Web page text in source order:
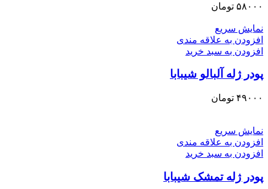
۵۸۰۰۰ تومان
نمایش سریع
افزودن به علاقه مندی
افزودن به سبد خرید
پودر ژله آلبالو شیبابا
۴۹۰۰۰ تومان
نمایش سریع
افزودن به علاقه مندی
افزودن به سبد خرید
پودر ژله تمشک شیبابا